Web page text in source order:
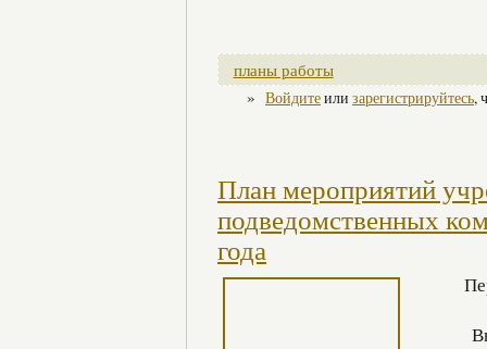
планы работы
» Войдитеили зарегистрируйтесь,
План мероприятий
подведомственных
года